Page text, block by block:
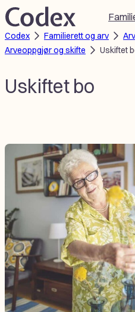
Hopp
til
innhold
Codex Familierett og arv
Arveoppgjør og skifte
Uskiftet
Uskiftet bo